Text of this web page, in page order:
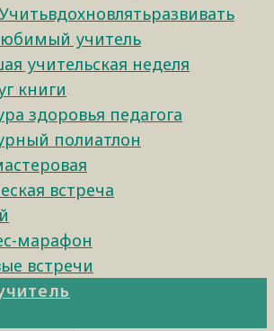
учитель
учительская неделя
книги
здоровья педагога
полиатлон
встреча
марафон
встречи